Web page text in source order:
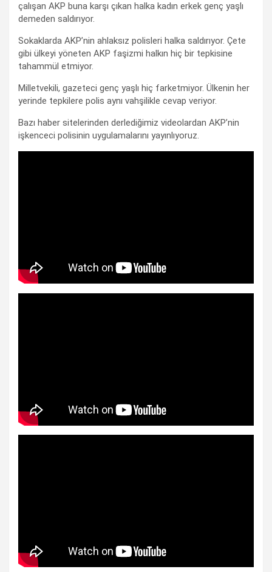
çalışan AKP buna karşı çıkan halka kadın erkek genç yaşlı
demeden saldırıyor.
Sokaklarda AKP’nin ahlaksız polisleri halka saldırıyor. Çete
gibi ülkeyi yöneten AKP faşizmi halkın hiç bir tepkisine
tahammül etmiyor.
Milletvekili, gazeteci genç yaşlı hiç farketmiyor. Ülkenin her
yerinde tepkilere polis aynı vahşilikle cevap veriyor.
Bazı haber sitelerinden derlediğimiz videolardan AKP’nin
işkenceci polisinin uygulamalarını yayınlıyoruz.